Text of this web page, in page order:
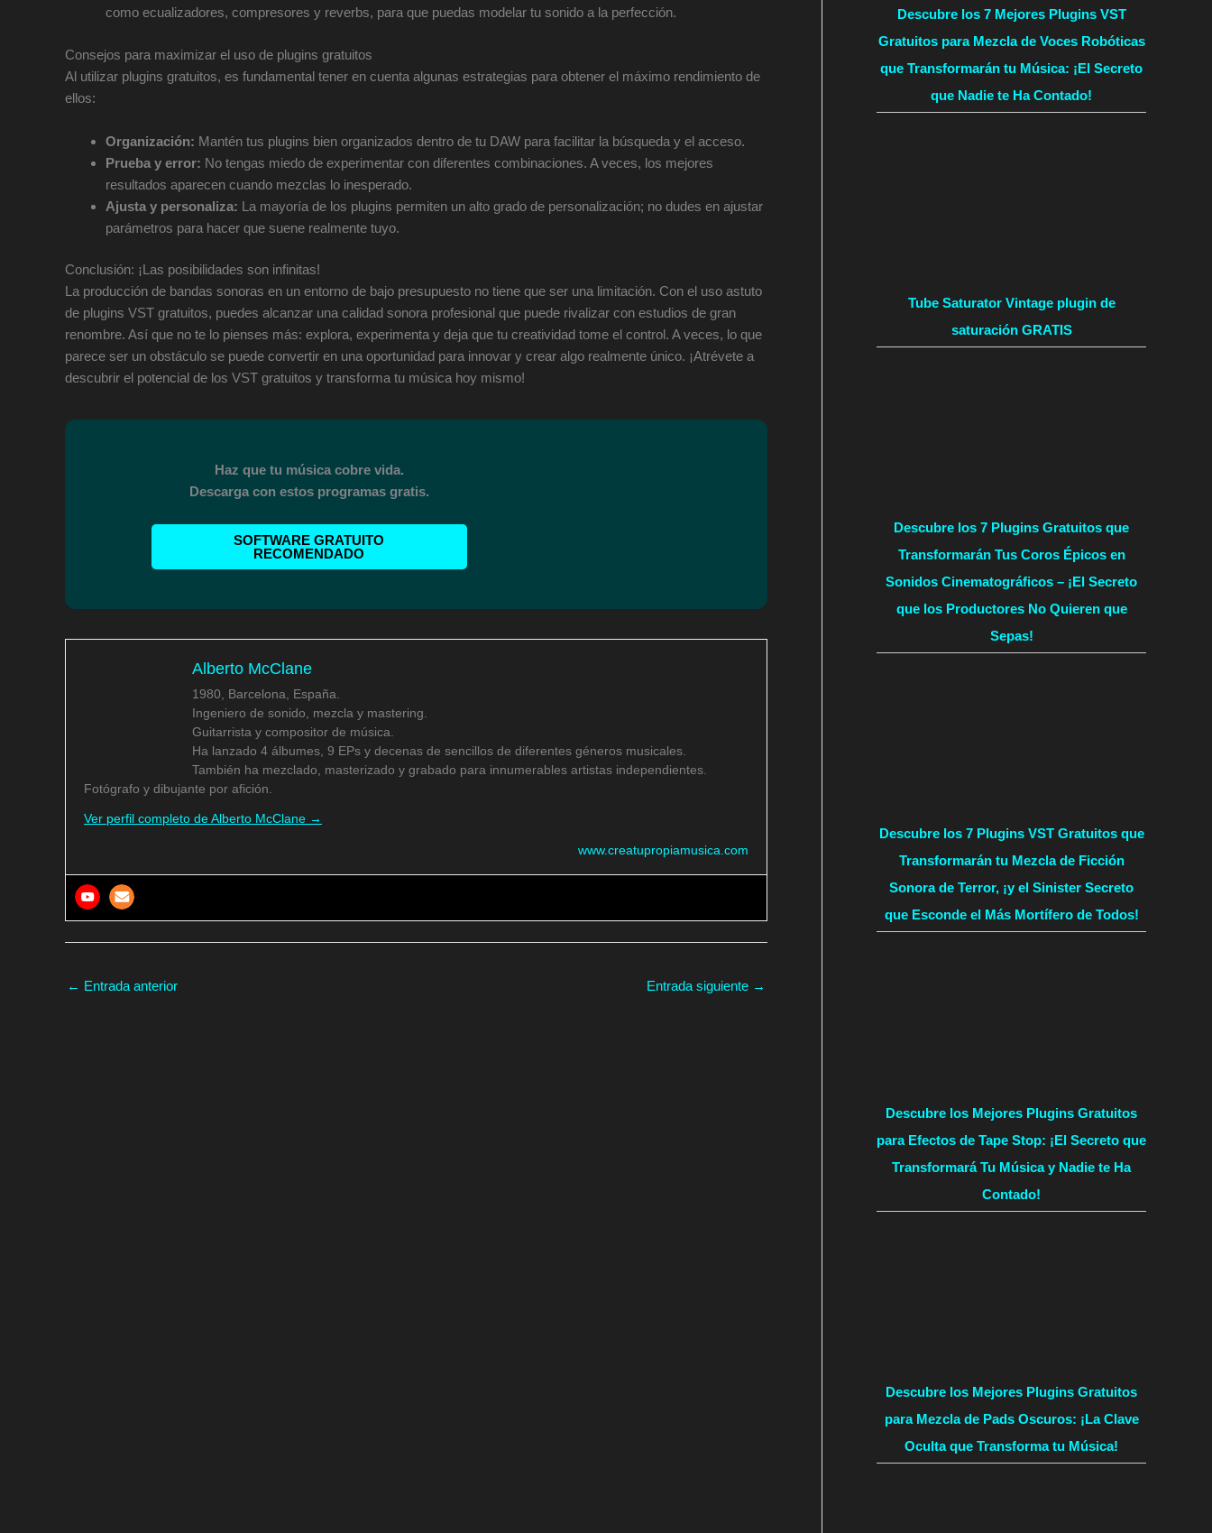
como ecualizadores, compresores y reverbs, para que puedas modelar tu sonido a la perfección.
Consejos para maximizar el uso de plugins gratuitos
Al utilizar plugins gratuitos, es fundamental tener en cuenta algunas estrategias para obtener el máximo rendimiento de
ellos:
Organización: Mantén tus plugins bien organizados dentro de tu DAW para facilitar la búsqueda y el acceso.
Prueba y error: No tengas miedo de experimentar con diferentes combinaciones. A veces, los mejores
resultados aparecen cuando mezclas lo inesperado.
Ajusta y personaliza: La mayoría de los plugins permiten un alto grado de personalización; no dudes en ajustar
parámetros para hacer que suene realmente tuyo.
Conclusión: ¡Las posibilidades son infinitas!
La producción de bandas sonoras en un entorno de bajo presupuesto no tiene que ser una limitación. Con el uso astuto
de plugins VST gratuitos, puedes alcanzar una calidad sonora profesional que puede rivalizar con estudios de gran
renombre. Así que no te lo pienses más: explora, experimenta y deja que tu creatividad tome el control. A veces, lo que
parece ser un obstáculo se puede convertir en una oportunidad para innovar y crear algo realmente único. ¡Atrévete a
descubrir el potencial de los VST gratuitos y transforma tu música hoy mismo!
Haz que tu música cobre vida.
Descarga con estos programas gratis.
SOFTWARE GRATUITO
RECOMENDADO
Alberto McClane
1980, Barcelona, España.
Ingeniero de sonido, mezcla y mastering.
Guitarrista y compositor de música.
Ha lanzado 4 álbumes, 9 EPs y decenas de sencillos de diferentes géneros musicales.
También ha mezclado, masterizado y grabado para innumerables artistas independientes.
Fotógrafo y dibujante por afición.
Ver perfil completo de Alberto McClane →
www.creatupropiamusica.com
← Entrada anterior Entrada siguiente →
Descubre los 7 Mejores Plugins VST
Gratuitos para Mezcla de Voces Robóticas
que Transformarán tu Música: ¡El Secreto
que Nadie te Ha Contado!
Tube Saturator Vintage plugin de
saturación GRATIS
Descubre los 7 Plugins Gratuitos que
Transformarán Tus Coros Épicos en
Sonidos Cinematográficos – ¡El Secreto
que los Productores No Quieren que
Sepas!
Descubre los 7 Plugins VST Gratuitos que
Transformarán tu Mezcla de Ficción
Sonora de Terror, ¡y el Sinister Secreto
que Esconde el Más Mortífero de Todos!
Descubre los Mejores Plugins Gratuitos
para Efectos de Tape Stop: ¡El Secreto que
Transformará Tu Música y Nadie te Ha
Contado!
Descubre los Mejores Plugins Gratuitos
para Mezcla de Pads Oscuros: ¡La Clave
Oculta que Transforma tu Música!